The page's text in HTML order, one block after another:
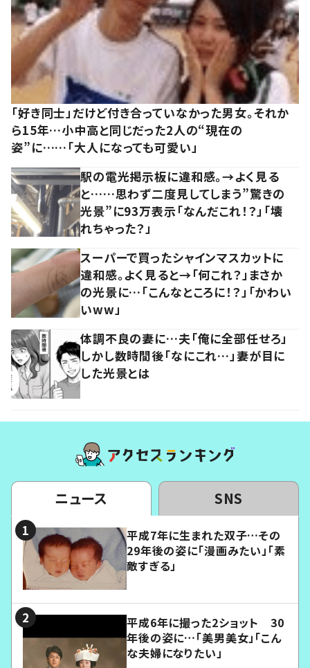
「好き同士」だけど付き合っていなかった男女。それか
ら15年…小中高と同じだった2人の“現在の
姿”に……「大人になっても可愛い」
駅の電光掲示板に違和感。→よく見る
と……思わず二度見してしまう”驚きの
光景”に93万表示「なんだこれ！？」「壊
れちゃった？」
スーパーで買ったシャインマスカットに
違和感。よく見ると→「何これ？」まさか
の光景に…「こんなところに！？」「かわい
いww」
体調不良の妻に…夫「俺に全部任せろ」
しかし数時間後「なにこれ…」妻が目に
した光景とは
ニュース SNS
平成7年に生まれた双子…その
29年後の姿に「漫画みたい」「素
敵すぎる」
平成6年に撮った2ショット 30
年後の姿に…「美男美女」「こん
な夫婦になりたい」